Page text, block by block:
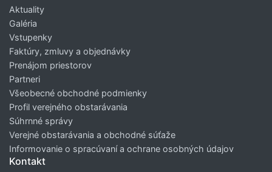
Aktuality
Galéria
Vstupenky
Faktúry, zmluvy a objednávky
Prenájom priestorov
Partneri
Všeobecné obchodné podmienky
Profil verejného obstarávania
Súhrnné správy
Verejné obstarávania a obchodné súťaže
Informovanie o spracúvaní a ochrane osobných údajov
Kontakt